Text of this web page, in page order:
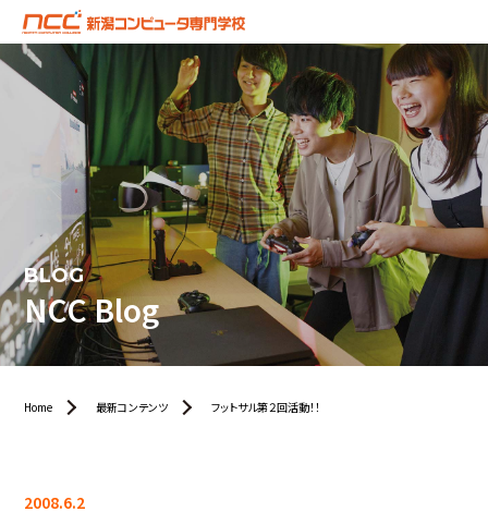
BLOG
NCC Blog
Home 最新コンテンツ フットサル第２回活動！！
2008.6.2